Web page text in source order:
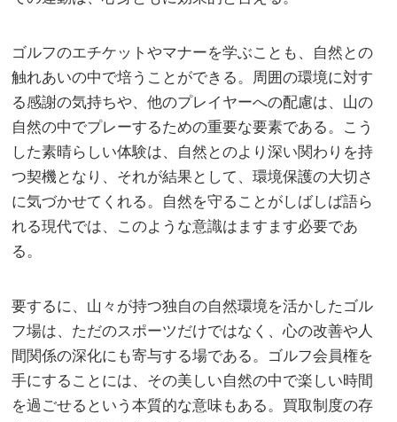
ゴルフのエチケットやマナーを学ぶことも、自然との
触れあいの中で培うことができる。周囲の環境に対す
る感謝の気持ちや、他のプレイヤーへの配慮は、山の
自然の中でプレーするための重要な要素である。こう
した素晴らしい体験は、自然とのより深い関わりを持
つ契機となり、それが結果として、環境保護の大切さ
に気づかせてくれる。自然を守ることがしばしば語ら
れる現代では、このような意識はますます必要であ
る。
要するに、山々が持つ独自の自然環境を活かしたゴル
フ場は、ただのスポーツだけではなく、心の改善や人
間関係の深化にも寄与する場である。ゴルフ会員権を
手にすることには、その美しい自然の中で楽しい時間
を過ごせるという本質的な意味もある。買取制度の存